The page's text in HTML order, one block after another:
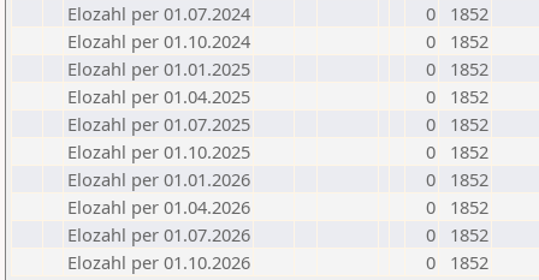
Elozahl per 01.07.2024
0
1852
Elozahl per 01.10.2024
0
1852
Elozahl per 01.01.2025
0
1852
Elozahl per 01.04.2025
0
1852
Elozahl per 01.07.2025
0
1852
Elozahl per 01.10.2025
0
1852
Elozahl per 01.01.2026
0
1852
Elozahl per 01.04.2026
0
1852
Elozahl per 01.07.2026
0
1852
Elozahl per 01.10.2026
0 1852